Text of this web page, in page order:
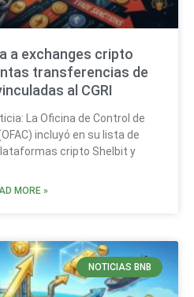
a exchanges cripto
transferencias de
al CGRI
La Oficina de Control de
incluyó en su lista de
cripto Shelbit y
MORE »
NOTICIAS BNB